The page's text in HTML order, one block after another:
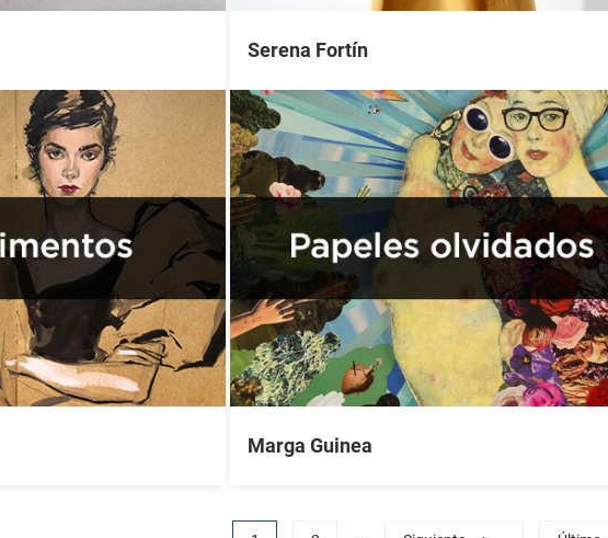
Serena Fortín
Marga Guinea